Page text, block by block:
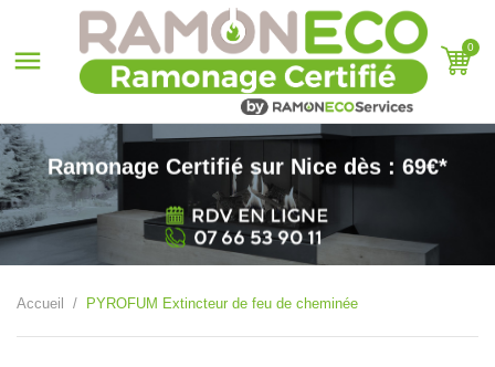
 0
Ramonage Certifié sur Nice dès : 69€*
Accueil PYROFUM Extincteur de feu de cheminée